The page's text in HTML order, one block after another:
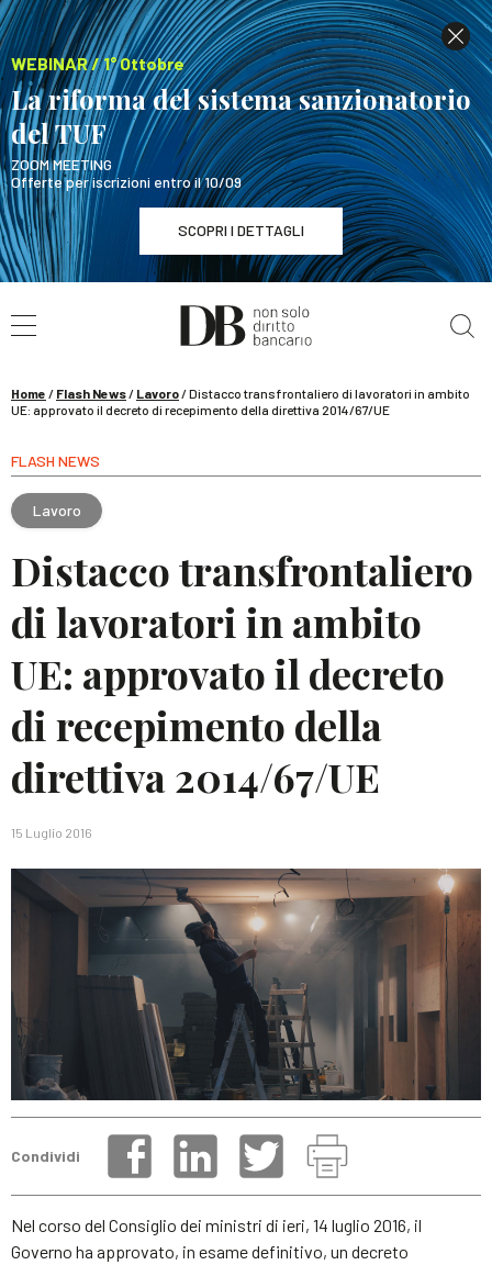
WEBINAR / 1° Ottobre
La riforma del sistema sanzionatorio
del TUF
ZOOM MEETING
Offerte per iscrizioni entro il 10/09
SCOPRI I DETTAGLI
WEBINAR / 1° Ottobre
La riforma del sistema sanzionatorio del TUF
Home / Flash News/ Lavoro/Distacco transfrontaliero di lavoratori in ambito
UE: approvato il decreto di recepimento della direttiva 2014/67/UE
FLASH NEWS
Lavoro
Distacco transfrontaliero
di lavoratori in ambito
UE: approvato il decreto
di recepimento della
direttiva 2014/67/UE
15 Luglio 2016
Condividi
Nel corso del Consiglio dei ministri di ieri, 14 luglio 2016, il
Governo ha approvato, in esame definitivo, un decreto